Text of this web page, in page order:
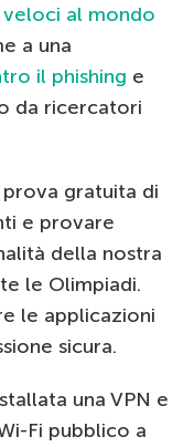
veloci al mondo
a una
il phishing e
da ricercatori
gratuita di
e provare
della nostra
le Olimpiadi.
le applicazioni
sicura.
una VPN e
Fi pubblico a